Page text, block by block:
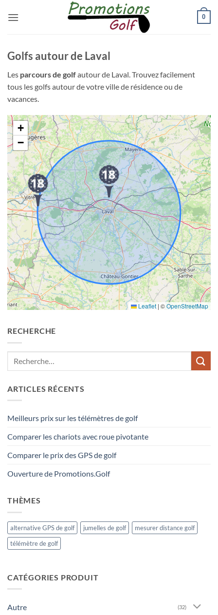
0
Golfs autour de Laval
Les parcours de golfautour de Laval. Trouvez facilement
tous les golfs autour de votre ville de résidence ou de
vacances.
+
−
Leaflet | ©OpenStreetMap
RECHERCHE
ARTICLES RÉCENTS
Meilleurs prix sur les télémètres de golf
Comparer les chariots avec roue pivotante
Comparer le prix des GPS de golf
Ouverture de Promotions.Golf
THÈMES
alternative GPS de golf jumelles de golf
mesurer distance golf
télémètre de golf
CATÉGORIES PRODUIT
Autre (32)